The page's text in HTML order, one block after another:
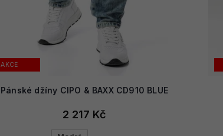
AKCE
Pánské džíny CIPO & BAXX CD910 BLUE
2 217 Kč